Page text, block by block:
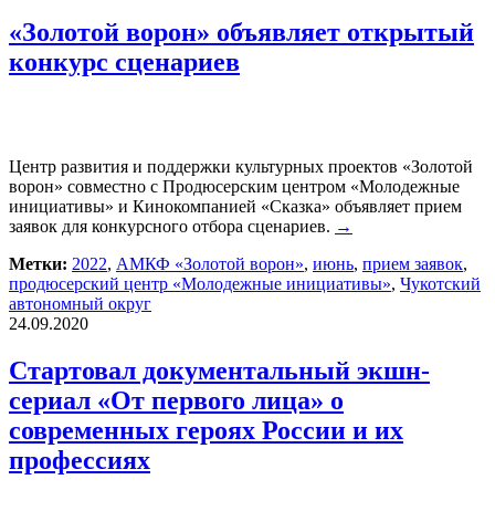
«Золотой ворон» объявляет открытый
конкурс сценариев
Центр развития и поддержки культурных проектов «Золотой
ворон» совместно с Продюсерским центром «Молодежные
инициативы» и Кинокомпанией «Сказка» объявляет прием
заявок для конкурсного отбора сценариев. →
Метки: 2022, АМКФ «Золотой ворон», июнь, прием заявок,
продюсерский центр «Молодежные инициативы», Чукотский
автономный округ
24.09.2020
Стартовал документальный экшн-
сериал «От первого лица» о
современных героях России и их
профессиях